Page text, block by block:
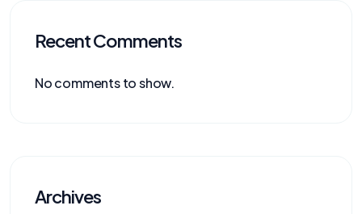
Recent Comments
No comments to show.
Archives